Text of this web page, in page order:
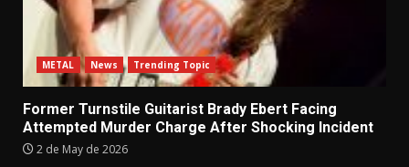
METAL News Trending Topic
Former Turnstile Guitarist Brady Ebert Facing
Attempted Murder Charge After Shocking Incident
2 de May de 2026